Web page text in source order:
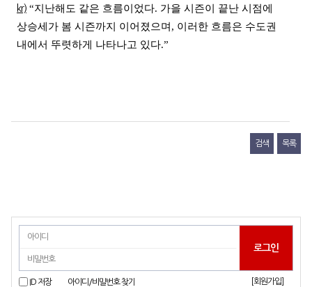
kr) “지난해도 같은 흐름이었다. 가을 시즌이 끝난 시점에
상승세가 봄 시즌까지 이어졌으며, 이러한 흐름은 수도권
내에서 뚜렷하게 나타나고 있다.”
검색 목록
ID 저장 아이디/비밀번호 찾기 [회원가입]